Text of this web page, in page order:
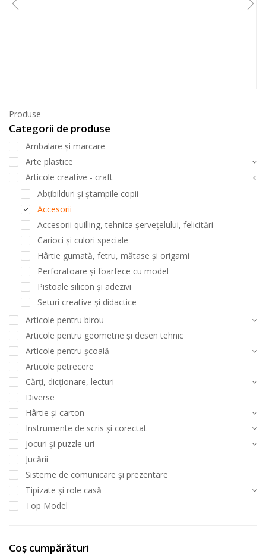
Produse
Categorii de produse
Ambalare și marcare
Arte plastice
Articole creative - craft
Abțibilduri și ștampile copii
Accesorii
Accesorii quilling, tehnica șervețelului, felicitări
Carioci și culori speciale
Hârtie gumată, fetru, mătase și origami
Perforatoare și foarfece cu model
Pistoale silicon și adezivi
Seturi creative și didactice
Articole pentru birou
Articole pentru geometrie și desen tehnic
Articole pentru școală
Articole petrecere
Cărți, dicționare, lecturi
Diverse
Hârtie și carton
Instrumente de scris și corectat
Jocuri și puzzle-uri
Jucării
Sisteme de comunicare și prezentare
Tipizate și role casă
Top Model
Coș cumpărături